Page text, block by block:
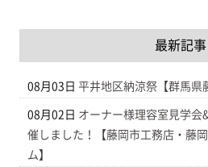
最新記事
08月03日 平井地区納涼祭【群馬県
08月02日 オーナー様理容室見学会
催しました！【藤岡市工務店・藤
ム】